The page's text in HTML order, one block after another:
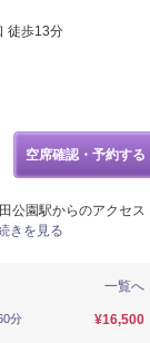
徒歩13分
空席確認・予約する
公園駅からのアクセス
きを見る
一覧へ
分 ¥16,500